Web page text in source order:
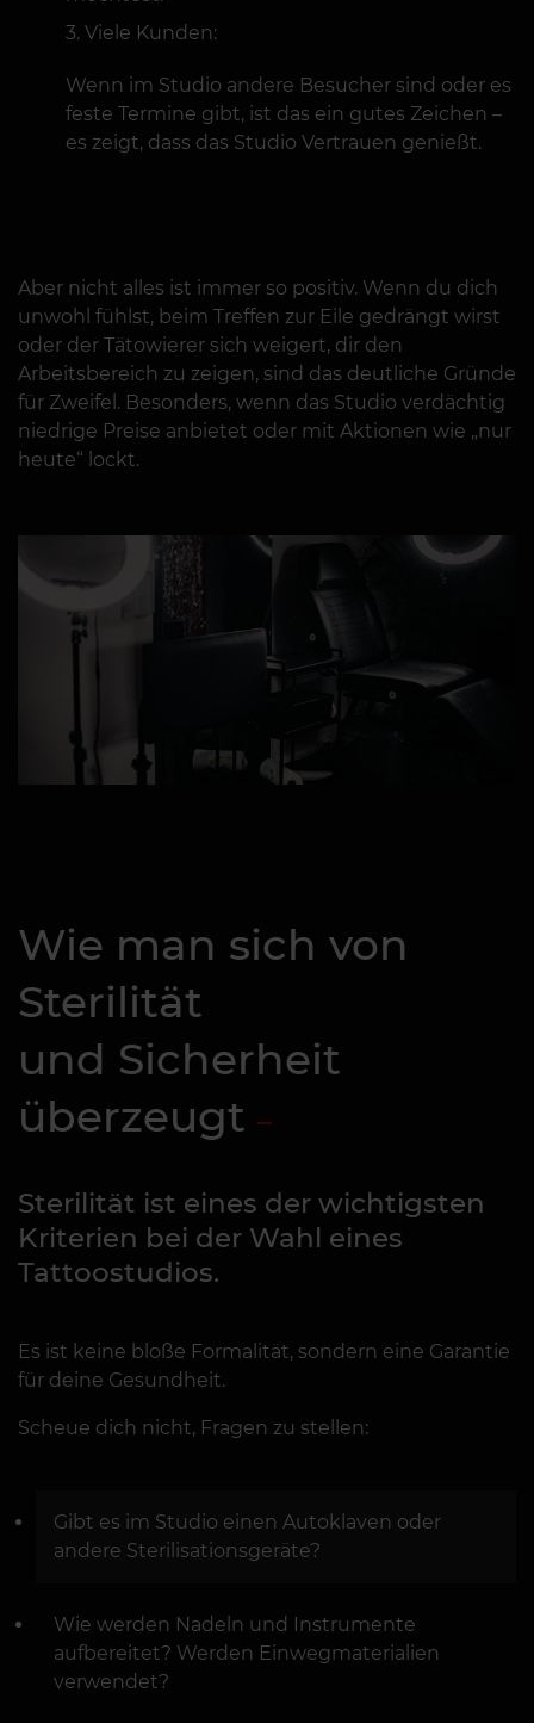
Viele Kunden:
Wenn im Studio andere Besucher sind oder es
feste Termine gibt, ist das ein gutes Zeichen –
es zeigt, dass das Studio Vertrauen genießt.
Aber nicht alles ist immer so positiv. Wenn du dich
unwohl fühlst, beim Treffen zur Eile gedrängt wirst
oder der Tätowierer sich weigert, dir den
Arbeitsbereich zu zeigen, sind das deutliche Gründe
für Zweifel. Besonders, wenn das Studio verdächtig
niedrige Preise anbietet oder mit Aktionen wie „nur
heute“ lockt.
Wie man sich von
Sterilität
und Sicherheit
überzeugt
Sterilität ist eines der wichtigsten
Kriterien bei der Wahl eines
Tattoostudios.
Es ist keine bloße Formalität, sondern eine Garantie
für deine Gesundheit.
Scheue dich nicht, Fragen zu stellen:
Gibt es im Studio einen Autoklaven oder
andere Sterilisationsgeräte?
Wie werden Nadeln und Instrumente
aufbereitet? Werden Einwegmaterialien
verwendet?